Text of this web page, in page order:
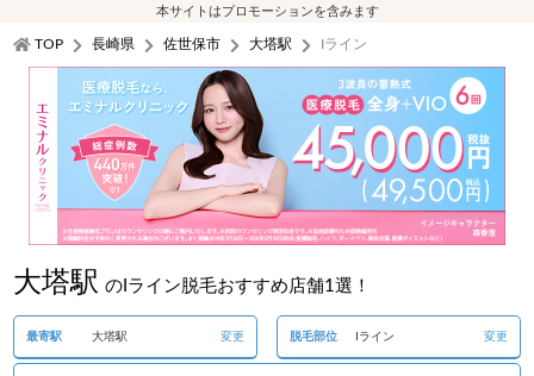
本サイトはプロモーションを含みます
TOP 長崎県 佐世保市 大塔駅 Iライン
大塔駅 のIライン脱毛おすすめ店舗1選！
最寄駅 大塔駅 変更 脱毛部位 Iライン 変更